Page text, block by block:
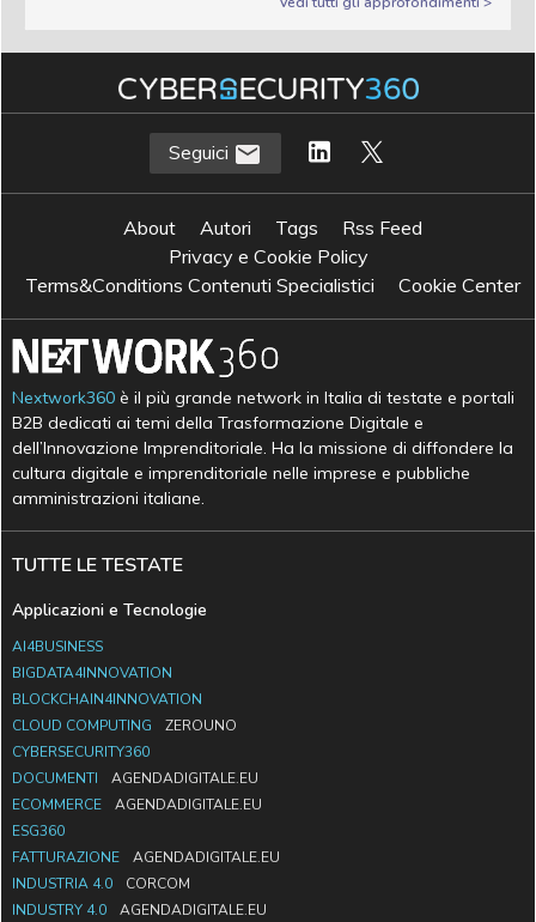
Seguici
About Autori Tags
Rss Feed
Privacy e Cookie Policy
Terms&Conditions Contenuti Specialistici
Cookie Center
Nextwork360 è il più grande network in Italia di testate e portali
B2B dedicati ai temi della Trasformazione Digitale e
dell’Innovazione Imprenditoriale. Ha la missione di diffondere la
cultura digitale e imprenditoriale nelle imprese e pubbliche
amministrazioni italiane.
TUTTE LE TESTATE
Applicazioni e Tecnologie
AI4BUSINESS
BIGDATA4INNOVATION
BLOCKCHAIN4INNOVATION
CLOUD COMPUTING
ZEROUNO
CYBERSECURITY360
DOCUMENTI
AGENDADIGITALE.EU
ECOMMERCE
AGENDADIGITALE.EU
ESG360
FATTURAZIONE
AGENDADIGITALE.EU
INDUSTRIA 4.0
CORCOM
INDUSTRY 4.0
AGENDADIGITALE.EU